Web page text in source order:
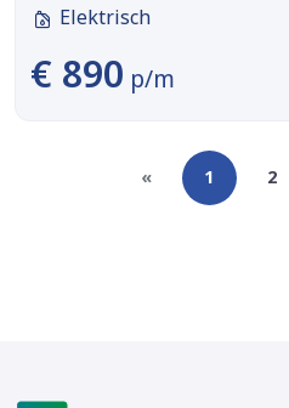
Elektrisch
€ 890 p/m
« 1 2